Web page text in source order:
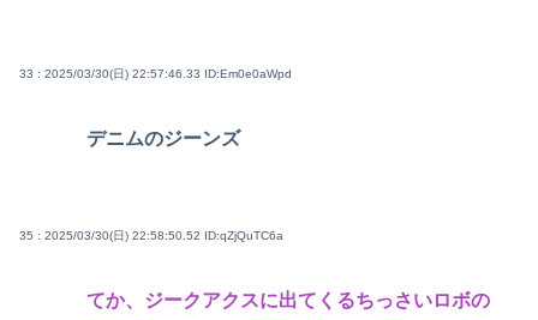
33 : 2025/03/30(日) 22:57:46.33 ID:Em0e0aWpd
デニムのジーンズ
35 : 2025/03/30(日) 22:58:50.52 ID:qZjQuTC6a
てか、ジークアクスに出てくるちっさいロボの